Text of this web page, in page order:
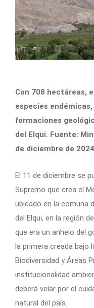
Con 708 hectáreas,
especies
formaciones
del Elqui. Fuente:
de diciembre de
El 11 de diciembre se
Supremo que crea el
ubicado en la comuna
del Elqui, en la región
que era un anhelo del
la primera creada bajo
Biodiversidad y Áreas
institucionalidad
deberá velar por el
natural del país.